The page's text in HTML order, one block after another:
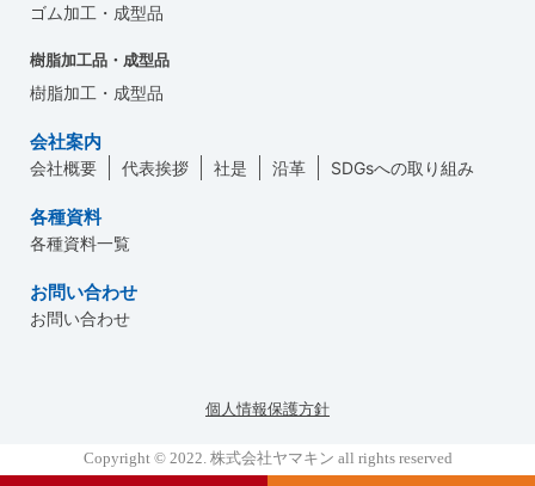
ゴム加工・成型品
樹脂加工品・成型品
樹脂加工・成型品
会社案内
会社概要 代表挨拶 社是 沿革 SDGsへの取り組み
各種資料
各種資料一覧
お問い合わせ
お問い合わせ
個人情報保護方針
Copyright © 2022. 株式会社ヤマキン all rights reserved